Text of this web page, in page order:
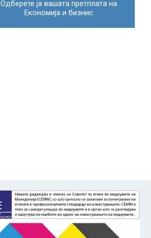
Одберете ја вашата претплата на
Економија и бизнис